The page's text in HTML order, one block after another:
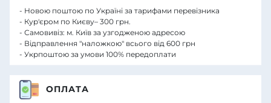
- Новою поштою по Україні за тарифами перевізника
- Кур'єром по Києву– 300 грн.
- Самовивіз: м. Київ за узгодженою адресою
- Відправлення "наложкою" всього від 600 грн
- Укрпоштою за умови 100% передоплати
ОПЛАТА